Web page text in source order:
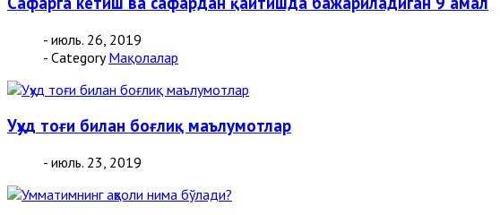
- июль. 26, 2019
- Category Мақолалар
Уҳуд тоғи билан боғлиқ маълумотлар
- июль. 23, 2019